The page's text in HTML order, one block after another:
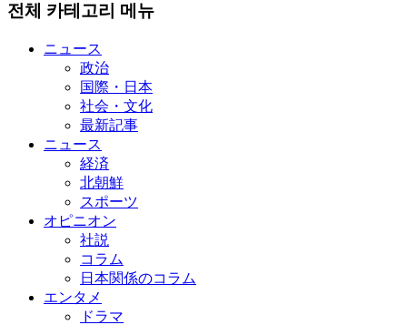
전체 카테고리 메뉴
ニュース
政治
国際・日本
社会・文化
最新記事
ニュース
経済
北朝鮮
スポーツ
オピニオン
社説
コラム
日本関係のコラム
エンタメ
ドラマ